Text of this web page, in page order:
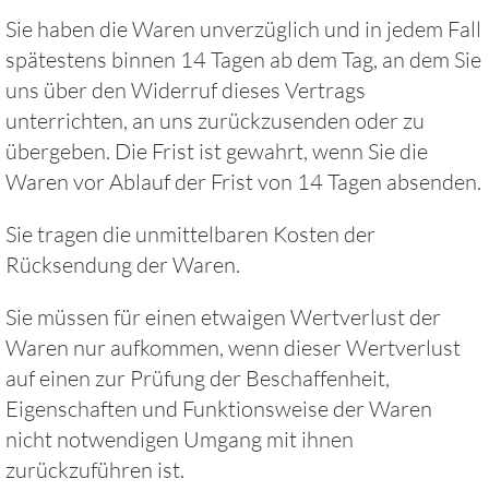
Sie haben die Waren unverzüglich und in jedem Fall
spätestens binnen 14 Tagen ab dem Tag, an dem Sie
uns über den Widerruf dieses Vertrags
unterrichten, an uns zurückzusenden oder zu
übergeben. Die Frist ist gewahrt, wenn Sie die
Waren vor Ablauf der Frist von 14 Tagen absenden.
Sie tragen die unmittelbaren Kosten der
Rücksendung der Waren.
Sie müssen für einen etwaigen Wertverlust der
Waren nur aufkommen, wenn dieser Wertverlust
auf einen zur Prüfung der Beschaffenheit,
Eigenschaften und Funktionsweise der Waren
nicht notwendigen Umgang mit ihnen
zurückzuführen ist.